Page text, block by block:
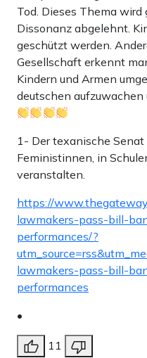
Tod. Dieses Thema
Dissonanz abgelehnt.
geschützt werden.
Gesellschaft erkennt
Kindern und Armen
deutschen
1- Der texanische
Feministinnen, in
veranstalten.
https://
lawmakers-pass-bill-
performances/?
lawmakers-pass-bill-
performances
•
11